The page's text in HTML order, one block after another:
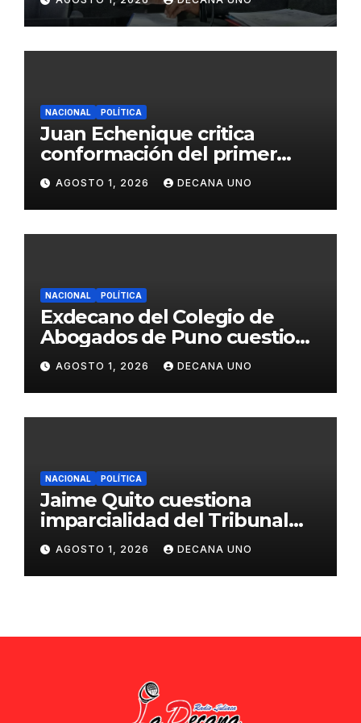
Juliaca
NACIONAL POLÍTICA
Juan Echenique critica
conformación del primer
gabinete ministerial de Keiko
Fujimori
AGOSTO 1, 2026 DECANA UNO
NACIONAL POLÍTICA
Exdecano del Colegio de
Abogados de Puno cuestiona
propuestas sobre seguridad
ciudadana
AGOSTO 1, 2026 DECANA UNO
NACIONAL POLÍTICA
Jaime Quito cuestiona
imparcialidad del Tribunal
Constitucional tras liberación
de Ollanta Humala
AGOSTO 1, 2026 DECANA UNO